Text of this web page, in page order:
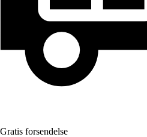
Gratis forsendelse